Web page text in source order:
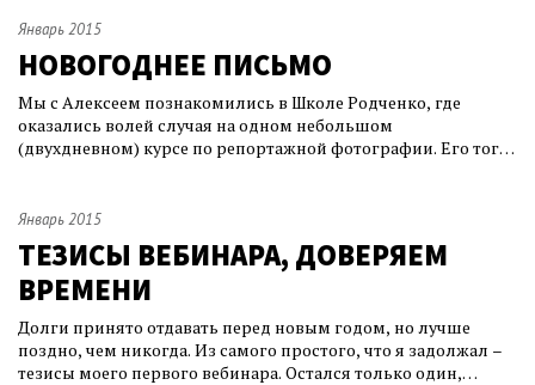
как живет время, речь человеческая должна быть подобна
Январь 2015
НОВОГОДНЕЕ ПИСЬМО
Мы с Алексеем познакомились в Школе Родченко, где
оказались волей случая на одном небольшом
(двухдневном) курсе по репортажной фотографии. Его тогда
нескольких "разговоров на заданную тему" связь между
Январь 2015
ТЕЗИСЫ ВЕБИНАРА, ДОВЕРЯЕМ
ВРЕМЕНИ
Долги принято отдавать перед новым годом, но лучше
поздно, чем никогда. Из самого простого, что я задолжал –
тезисы моего первого вебинара. Остался только один,